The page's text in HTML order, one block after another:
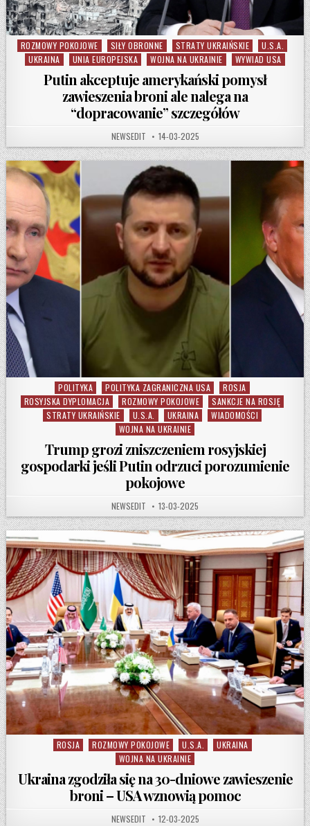
Posted in
ROZMOWY POKOJOWE SIŁY OBRONNE STRATY UKRAIŃSKIE
U.S.A.
UKRAINA
UNIA EUROPEJSKA WOJNA NA UKRAINIE WYWIAD USA
Putin akceptuje amerykański pomysł
zawieszenia broni ale nalega na
“dopracowanie” szczegółów
AUTHOR:
NEWSEDIT PUBLISHED DATE:
14-03-2025
Posted in
POLITYKA POLITYKA ZAGRANICZNA USA
ROSJA
ROSYJSKA DYPLOMACJA
ROZMOWY POKOJOWE
SANKCJE NA ROSJĘ
STRATY UKRAIŃSKIE
U.S.A. UKRAINA
WIADOMOŚCI
WOJNA NA UKRAINIE
Trump grozi zniszczeniem rosyjskiej
gospodarki jeśli Putin odrzuci porozumienie
pokojowe
AUTHOR:
NEWSEDIT PUBLISHED DATE:
13-03-2025
Posted in
ROSJA ROZMOWY POKOJOWE U.S.A.
UKRAINA
WOJNA NA UKRAINIE
Ukraina zgodziła się na 30-dniowe zawieszenie
broni – USA wznowią pomoc
AUTHOR:
NEWSEDIT PUBLISHED DATE:
12-03-2025